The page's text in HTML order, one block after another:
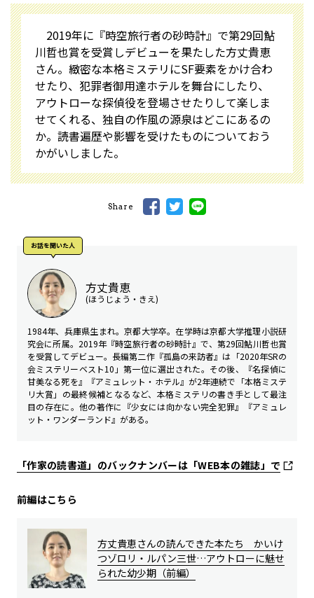
2019年に『時空旅行者の砂時計』で第29回鮎
川哲也賞を受賞しデビューを果たした方丈貴恵
さん。緻密な本格ミステリにSF要素をかけ合わ
せたり、犯罪者御用達ホテルを舞台にしたり、
アウトローな探偵役を登場させたりして楽しま
せてくれる、独自の作風の源泉はどこにあるの
か。読書遍歴や影響を受けたものについておう
かがいしました。
Share
お話を聞いた人
方丈貴恵
(ほうじょう・きえ)
1984年、兵庫県生まれ。京都大学卒。在学時は京都大学推理小説研
究会に所属。2019年『時空旅行者の砂時計』で、第29回鮎川哲也賞
を受賞してデビュー。長編第二作『孤島の来訪者』は「2020年SRの
会ミステリーベスト10」第一位に選出された。その後、『名探偵に
甘美なる死を』『アミュレット・ホテル』が2年連続で「本格ミステ
リ大賞」の最終候補となるなど、本格ミステリの書き手として最注
目の存在に。他の著作に『少女には向かない完全犯罪』『アミュレ
ット・ワンダーランド』がある。
「作家の読書道」のバックナンバーは「WEB本の雑誌」で
前編はこちら
方丈貴恵さんの読んできた本たち かいけ
つゾロリ・ルパン三世…アウトローに魅せ
られた幼少期（前編）